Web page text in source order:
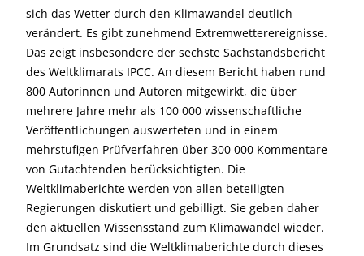
sich das Wetter durch den Klimawandel deutlich
verändert. Es gibt zunehmend Extremwetterereignisse.
Das zeigt insbesondere der sechste Sachstandsbericht
des Weltklimarats IPCC. An diesem Bericht haben rund
800 Autorinnen und Autoren mitgewirkt, die über
mehrere Jahre mehr als 100 000 wissenschaftliche
Veröffentlichungen auswerteten und in einem
mehrstufigen Prüfverfahren über 300 000 Kommentare
von Gutachtenden berücksichtigten. Die
Weltklimaberichte werden von allen beteiligten
Regierungen diskutiert und gebilligt. Sie geben daher
den aktuellen Wissensstand zum Klimawandel wieder.
Im Grundsatz sind die Weltklimaberichte durch dieses